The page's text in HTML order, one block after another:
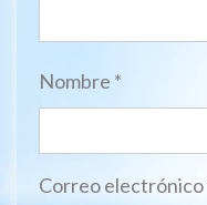
Nombre *
Correo electrónico